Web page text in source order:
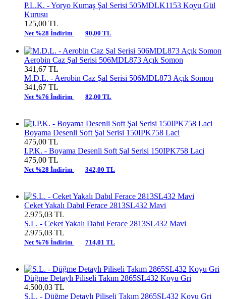
P.L.K. -Yoryo Kumaş Şal Serisi 505MDLK1153 Koyu Gül
Kurusu
125,00 TL
Net %28 İndirim 90,00 TL
Aerobin Caz Şal Serisi 506MDL873 Açık Somon
341,67 TL
M.D.L. - Aerobin Caz Şal Serisi 506MDL873 Açık Somon
341,67 TL
Net %76 İndirim 82,00 TL
Boyama Desenli Soft Şal Serisi 150IPK758 Laci
475,00 TL
I.P.K. - Boyama Desenli Soft Şal Serisi 150IPK758 Laci
475,00 TL
Net %28 İndirim 342,00 TL
Ceket Yakalı Dabıl Ferace 2813SL432 Mavi
2.975,03 TL
S.L. - Ceket Yakalı Dabıl Ferace 2813SL432 Mavi
2.975,03 TL
Net %76 İndirim 714,01 TL
Düğme Detaylı Piliseli Takım 2865SL432 Koyu Gri
4.500,03 TL
S.L. - Düğme Detaylı Piliseli Takım 2865SL432 Koyu Gri